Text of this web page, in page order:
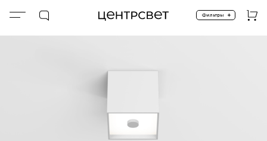
Фильтры +